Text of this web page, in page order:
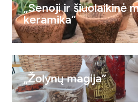
„Senoji ir šiuolaikinė
keramika”
„Žolynų magija”